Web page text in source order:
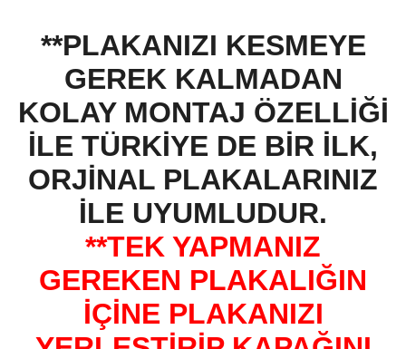
**PLAKANIZI KESMEYE
GEREK KALMADAN
KOLAY MONTAJ ÖZELLİĞİ
İLE TÜRKİYE DE BİR İLK,
ORJİNAL PLAKALARINIZ
İLE UYUMLUDUR.
**TEK YAPMANIZ
GEREKEN PLAKALIĞIN
İÇİNE PLAKANIZI